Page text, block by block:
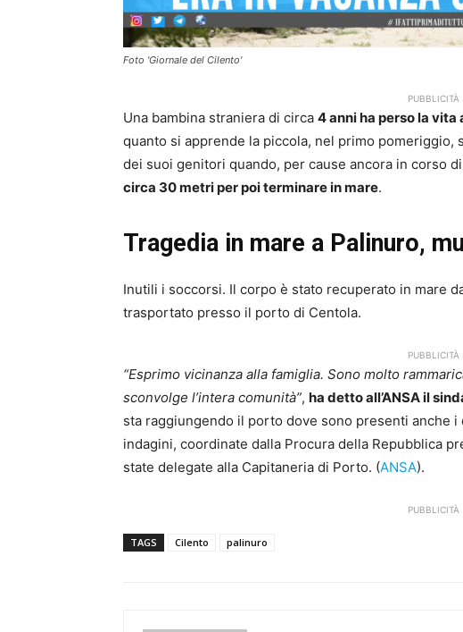
Foto 'Giornale del Cilento'
PUBBLICITÀ
Una bambina straniera di circa 4 anni ha perso la vita
quanto si apprende la piccola, nel primo
dei suoi genitori quando, per cause ancora in corso
circa 30 metri per poi terminare in mare.
Tragedia in mare a Palinuro,
Inutili i soccorsi. Il corpo è stato recuperato in mare
trasportato presso il porto di Centola.
PUBBLICITÀ
“Esprimo vicinanza alla famiglia. Sono molto
sconvolge l’intera comunità”, ha detto all’ANSA il
sta raggiungendo il porto dove sono presenti anche
indagini, coordinate dalla Procura della Repubblica
state delegate alla Capitaneria di Porto. (ANSA).
PUBBLICITÀ
TAGS Cilento palinuro